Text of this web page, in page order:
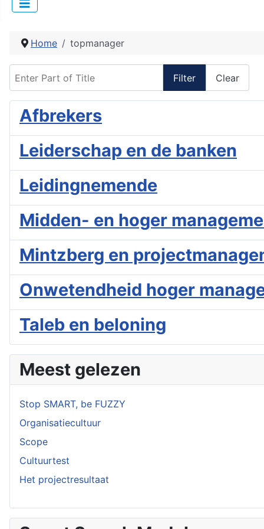
Home topmanager
Filter Clear
Afbrekers
Leiderschap en de banken
Leidingnemende
Midden- en hoger
Mintzberg en
Onwetendheid hoger
Taleb en beloning
Meest gelezen
Stop SMART, be FUZZY
Organisatiecultuur
Scope
Cultuurtest
Het projectresultaat